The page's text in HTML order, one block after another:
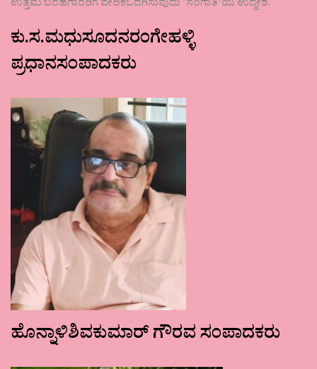
ಉತ್ತಮ ಬರಹಗಾರರಿಗೆ ವೇದಿಕೆಒದಗಿಸುವುದು ʼಸಂಗಾತಿʼಯ ಉದ್ದೇಶ.
ಕು.ಸ.ಮಧುಸೂದನರಂಗೇಹಳ್ಳಿ
ಪ್ರಧಾನಸಂಪಾದಕರು
ಹೊನ್ನಾಳಿಶಿವಕುಮಾರ್ ಗೌರವ ಸಂಪಾದಕರು